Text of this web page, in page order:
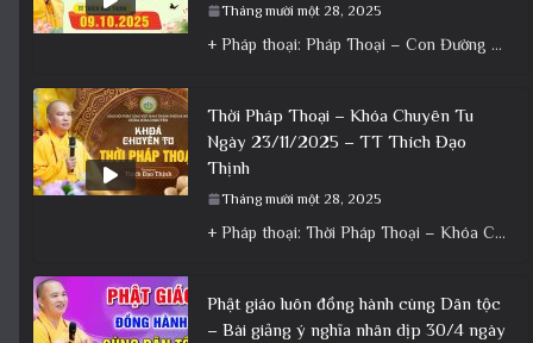
Tháng mười một 28, 2025
+ Pháp thoại: Pháp Thoại – Con Đường Bồ Tát Đạo │TT. Thích Đạo Thịnh + Album: Pháp Thoại +
Thời Pháp Thoại – Khóa Chuyên Tu
Ngày 23/11/2025 – TT Thích Đạo
Thịnh
Tháng mười một 28, 2025
+ Pháp thoại: Thời Pháp Thoại – Khóa Chuyên Tu Ngày 23/11/2025 – TT Thích Đạo Thịnh + Album: Pháp
Phật giáo luôn đồng hành cùng Dân tộc
– Bài giảng ý nghĩa nhân dịp 30/4 ngày